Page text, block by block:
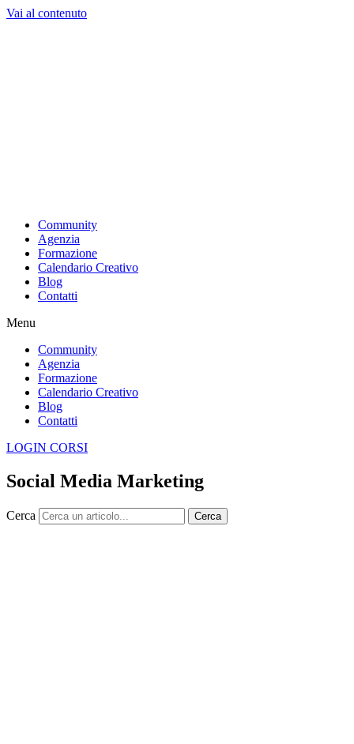
Vai al contenuto
Community
Agenzia
Formazione
Calendario Creativo
Blog
Contatti
Menu
Community
Agenzia
Formazione
Calendario Creativo
Blog
Contatti
LOGIN CORSI
Social Media Marketing
Cerca Cerca